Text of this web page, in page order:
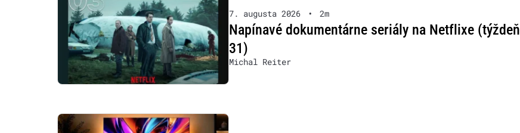
7. augusta 2026 • 2m
Napínavé dokumentárne seriály na Netflixe (týždeň
31)
Michal Reiter